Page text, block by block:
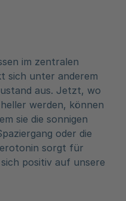
im zentralen
sich unter anderem
aus. Jetzt, wo
werden, können
sie die sonnigen
oder die
sorgt für
positiv auf unsere